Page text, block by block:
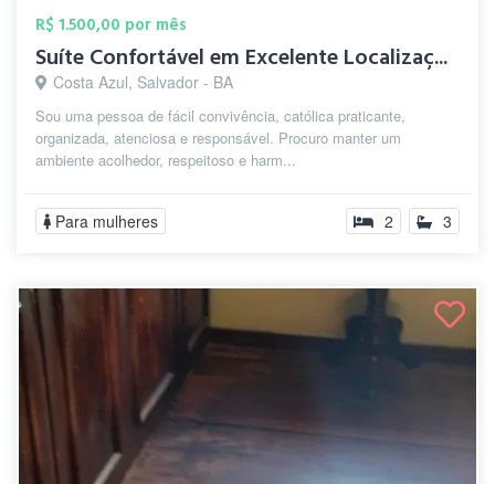
R$ 1.500,00 por mês
Suíte Confortável em Excelente Localizaç...
Costa Azul, Salvador - BA
Sou uma pessoa de fácil convivência, católica praticante,
organizada, atenciosa e responsável. Procuro manter um
ambiente acolhedor, respeitoso e harm...
Para mulheres 2 3